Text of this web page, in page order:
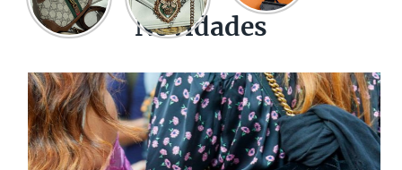
Novidades